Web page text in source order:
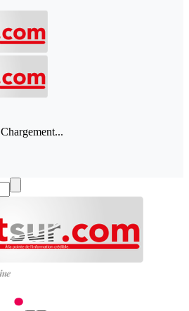
Chargement...